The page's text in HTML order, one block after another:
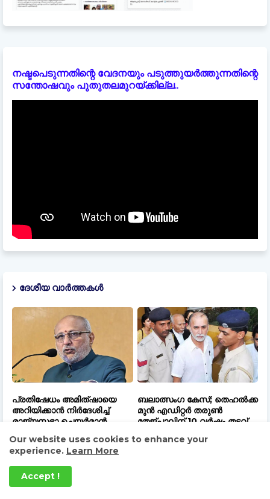
നഷ്ടപെടുന്നതിന്റെ വേദനയും പടുത്തുയർത്തുന്നതിന്റെ
സന്തോഷവും പുതുതലമുറയ്ക്കില്ല..
ദേശീയ വാർത്തകൾ
പ്രതിഷേധം അമിത്ഷായെ
അറിയിക്കാൻ നിർദേശിച്ച്
രാജ്യസഭാ ചെയർമാൻ
ബലാത്സംഗ കേസ്; തെഹൽക്ക
മുൻ എഡിറ്റർ തരുൺ
തേജ്പാലിന് 10 വർഷം തടവ്
Our website uses cookies to enhance your
experience. Learn More
Accept !